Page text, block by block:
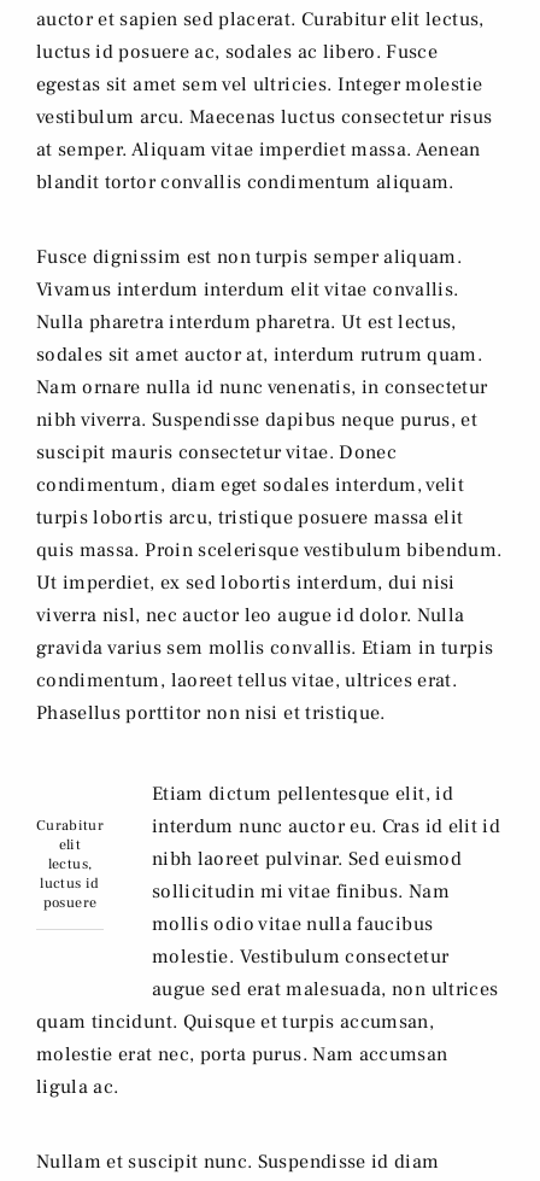
auctor et sapien sed placerat. Curabitur elit lectus,
luctus id posuere ac, sodales ac libero. Fusce
egestas sit amet sem vel ultricies. Integer molestie
vestibulum arcu. Maecenas luctus consectetur risus
at semper. Aliquam vitae imperdiet massa. Aenean
blandit tortor convallis condimentum aliquam.
Fusce dignissim est non turpis semper aliquam.
Vivamus interdum interdum elit vitae convallis.
Nulla pharetra interdum pharetra. Ut est lectus,
sodales sit amet auctor at, interdum rutrum quam.
Nam ornare nulla id nunc venenatis, in consectetur
nibh viverra. Suspendisse dapibus neque purus, et
suscipit mauris consectetur vitae. Donec
condimentum, diam eget sodales interdum, velit
turpis lobortis arcu, tristique posuere massa elit
quis massa. Proin scelerisque vestibulum bibendum.
Ut imperdiet, ex sed lobortis interdum, dui nisi
viverra nisl, nec auctor leo augue id dolor. Nulla
gravida varius sem mollis convallis. Etiam in turpis
condimentum, laoreet tellus vitae, ultrices erat.
Phasellus porttitor non nisi et tristique.
Curabitur
elit
lectus,
luctus id
posuere
Etiam dictum pellentesque elit, id
interdum nunc auctor eu. Cras id elit id
nibh laoreet pulvinar. Sed euismod
sollicitudin mi vitae finibus. Nam
mollis odio vitae nulla faucibus
molestie. Vestibulum consectetur
augue sed erat malesuada, non ultrices
quam tincidunt. Quisque et turpis accumsan,
molestie erat nec, porta purus. Nam accumsan
ligula ac.
Nullam et suscipit nunc. Suspendisse id diam